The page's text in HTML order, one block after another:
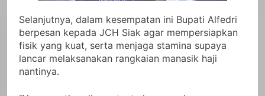
Selanjutnya, dalam kesempatan ini Bupati Alfedri
berpesan kepada JCH Siak agar mempersiapkan
fisik yang kuat, serta menjaga stamina supaya
lancar melaksanakan rangkaian manasik haji
nantinya.